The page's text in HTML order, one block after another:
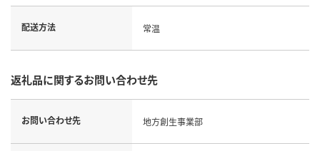
配送方法 常温
返礼品に関するお問い合わせ先
お問い合わせ先 地方創生事業部